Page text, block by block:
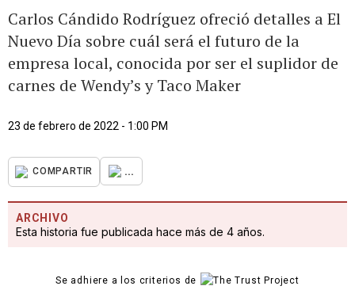
Carlos Cándido Rodríguez ofreció detalles a El
Nuevo Día sobre cuál será el futuro de la
empresa local, conocida por ser el suplidor de
carnes de Wendy’s y Taco Maker
23 de febrero de 2022 - 1:00 PM
COMPARTIR ...
ARCHIVO
Esta historia fue publicada hace más de 4 años.
Se adhiere a los criterios de